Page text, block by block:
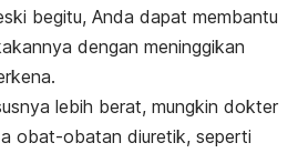
begitu, Anda dapat membantu
dengan meninggikan
lebih berat, mungkin dokter
obat-obatan diuretik, seperti